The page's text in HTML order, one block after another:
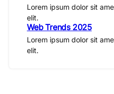
Lorem ipsum dolor sit
elit.
Web Trends 2025
Lorem ipsum dolor sit
elit.